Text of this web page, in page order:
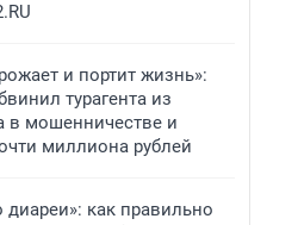
и портит жизнь»:
турагента из
в мошенничестве и
миллиона рублей
диареи»: как правильно